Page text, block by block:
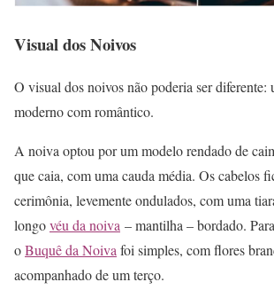
Visual dos Noivos
O visual dos noivos não poderia ser diferente:
moderno com romântico.
A noiva optou por um modelo rendado de
que caia, com uma cauda média. Os cabelos
cerimônia, levemente ondulados, com uma
longovéu da noiva – mantilha – bordado.
oBuquê da Noivafoi simples, com flores
acompanhado de um terço.